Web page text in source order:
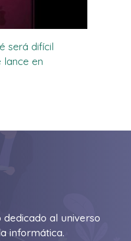
será difícil
lance en
al universo
informática.